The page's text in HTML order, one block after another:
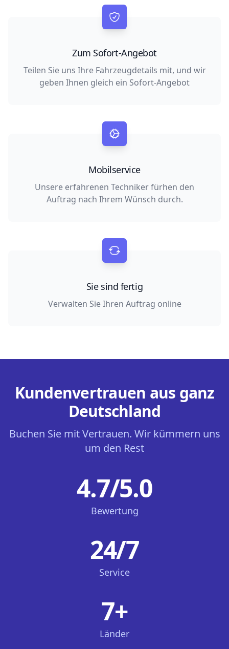
Zum Sofort-Angebot
Teilen Sie uns Ihre Fahrzeugdetails mit, und wir
geben Ihnen gleich ein Sofort-Angebot
Mobilservice
Unsere erfahrenen Techniker fürhen den
Auftrag nach Ihrem Wünsch durch.
Sie sind fertig
Verwalten Sie Ihren Auftrag online
Kundenvertrauen aus ganz
Deutschland
Buchen Sie mit Vertrauen. Wir kümmern uns
um den Rest
Bewertung
4.7/5.0
Service
24/7
Länder
7+